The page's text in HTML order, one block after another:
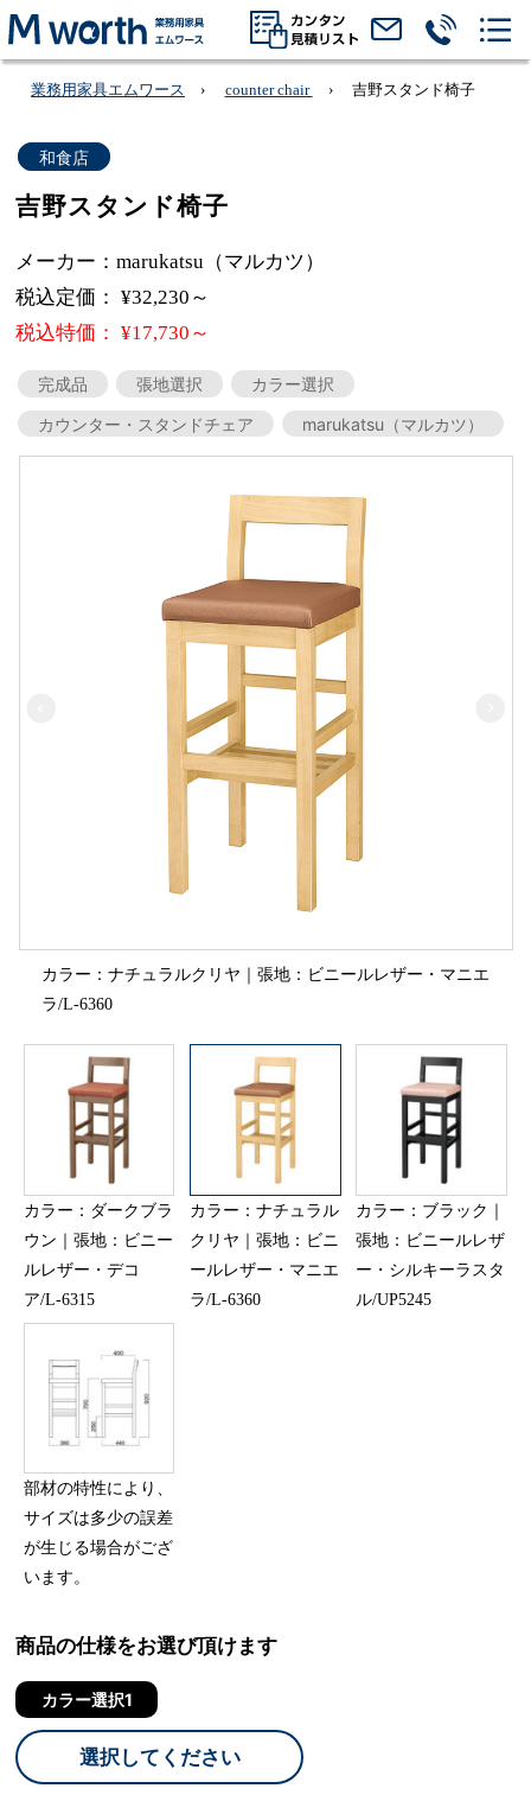
業務用家具エムワース counter chair 吉野スタンド椅子
和食店
吉野スタンド椅子
メーカー：marukatsu（マルカツ）
税込定価： ¥32,230～
税込特価： ¥17,730～
完成品 張地選択
カラー選択
カウンター・スタンドチェア
marukatsu（マルカツ）
カラー：ナチュラルクリヤ｜張地：ビニールレザー・マニエ
ラ/L-6360
カラー：ダークブラ
ウン｜張地：ビニー
ルレザー・デコ
ア/L-6315
カラー：ナチュラル
クリヤ｜張地：ビニ
ールレザー・マニエ
ラ/L-6360
カラー：ブラック｜
張地：ビニールレザ
ー・シルキーラスタ
ル/UP5245
部材の特性により、
サイズは多少の誤差
が生じる場合がござ
います。
商品の仕様をお選び頂けます
カラー選択1
選択してください